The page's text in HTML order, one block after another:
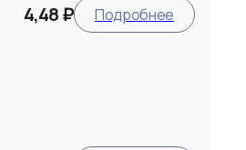
4,48 ₽ Подробнее